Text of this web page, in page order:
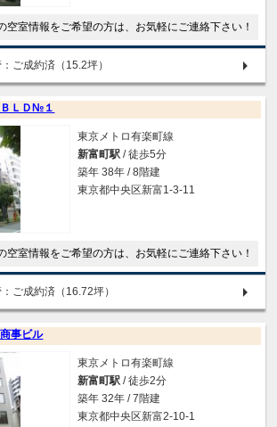
室情報をご希望の方は、お気軽にご連絡下さい！
ご成約済（15.2坪）
ＬＤ№１
東京メトロ有楽町線
新富町駅 / 徒歩5分
築年 38年 / 8階建
東京都中央区新富1-3-11
室情報をご希望の方は、お気軽にご連絡下さい！
ご成約済（16.72坪）
事ビル
東京メトロ有楽町線
新富町駅 / 徒歩2分
築年 32年 / 7階建
東京都中央区新富2-10-1